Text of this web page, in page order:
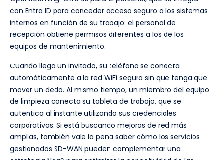
con Entra ID para conceder acceso seguro a los sistemas
internos en función de su trabajo: el personal de
recepción obtiene permisos diferentes a los de los
equipos de mantenimiento.
Cuando llega un invitado, su teléfono se conecta
automáticamente a la red WiFi segura sin que tenga que
mover un dedo. Al mismo tiempo, un miembro del equipo
de limpieza conecta su tableta de trabajo, que se
autentica al instante utilizando sus credenciales
corporativas. Si está buscando mejoras de red más
amplias, también vale la pena saber cómo los servicios
gestionados SD-WAN pueden complementar una